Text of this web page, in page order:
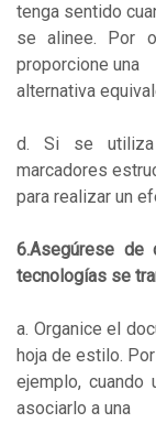
tenga sentido
se alinee. Por
proporcione una
alternativa
d. Si se utiliza
marcadores
para realizar un
6.Asegúrese de
tecnologías se
a. Organice el
hoja de estilo. Por
ejemplo, cuando
asociarlo a una